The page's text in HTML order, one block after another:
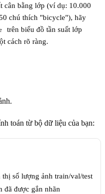
cân bằng lớp (ví dụ: 10.000
chú thích "bicycle"), hãy
trên biểu đồ tần suất lớp
cách rõ ràng.
toán từ bộ dữ liệu của bạn:
số lượng ảnh train/val/test
đã được gắn nhãn